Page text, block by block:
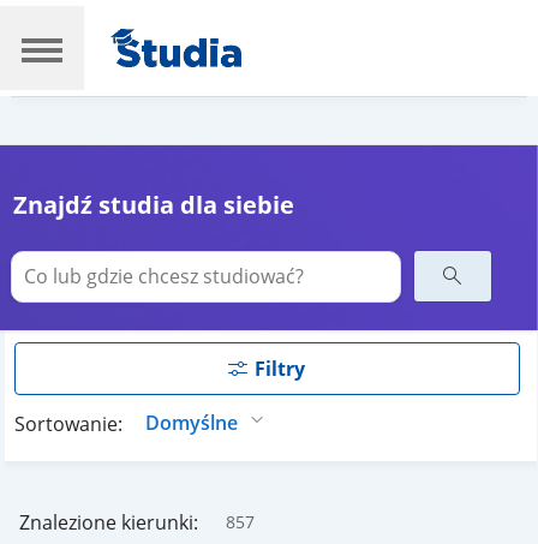
Znajdź studia dla siebie
Filtry
Sortowanie:
Znalezione kierunki: 857